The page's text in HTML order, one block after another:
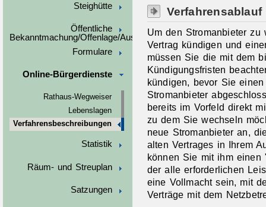
Steighütte
Öffentliche
Bekanntmachung/Offenlage/Ausschreibungen
Formulare
Online-Bürgerdienste
Rathaus-Wegweiser
Lebenslagen
Verfahrensbeschreibungen
Statistik
Räum- und Streuplan
Satzungen
Verfahrensablauf
Um den Stromanbieter
Vertrag kündigen und
müssen Sie die mit dem
Kündigungsfristen
kündigen, bevor Sie
Stromanbieter
bereits im Vorfeld direkt
zu dem Sie wechseln
neue Stromanbieter an,
alten Vertrages in Ihrem
können Sie mit ihm einen
der alle erforderlichen
eine Vollmacht sein, mit
Verträge mit dem